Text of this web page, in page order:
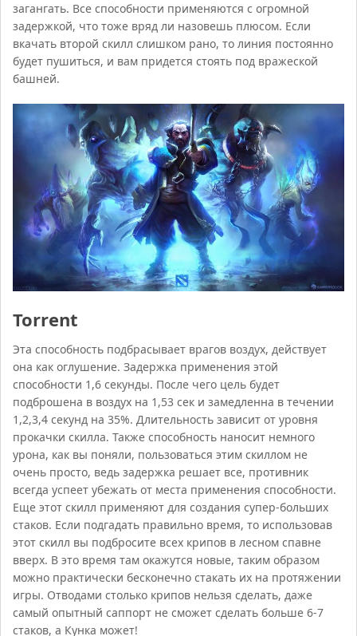
загангать. Все способности применяются с огромной
задержкой, что тоже вряд ли назовешь плюсом. Если
вкачать второй скилл слишком рано, то линия постоянно
будет пушиться, и вам придется стоять под вражеской
башней.
Torrent
Эта способность подбрасывает врагов воздух, действует
она как оглушение. Задержка применения этой
способности 1,6 секунды. После чего цель будет
подброшена в воздух на 1,53 сек и замедленна в течении
1,2,3,4 секунд на 35%. Длительность зависит от уровня
прокачки скилла. Также способность наносит немного
урона, как вы поняли, пользоваться этим скиллом не
очень просто, ведь задержка решает все, противник
всегда успеет убежать от места применения способности.
Еще этот скилл применяют для создания супер-больших
стаков. Если подгадать правильно время, то использовав
этот скилл вы подбросите всех крипов в лесном спавне
вверх. В это время там окажутся новые, таким образом
можно практически бесконечно стакать их на протяжении
игры. Отводами столько крипов нельзя сделать, даже
самый опытный саппорт не сможет сделать больше 6-7
стаков, а Кунка может!